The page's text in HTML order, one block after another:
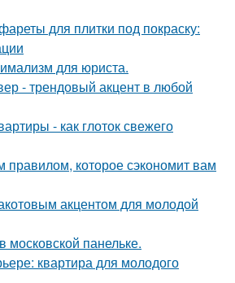
для плитки под покраску:
для юриста.
- трендовый акцент в любой
- как глоток свежего
которое сэкономит вам
акцентом для молодой
московской панельке.
квартира для молодого